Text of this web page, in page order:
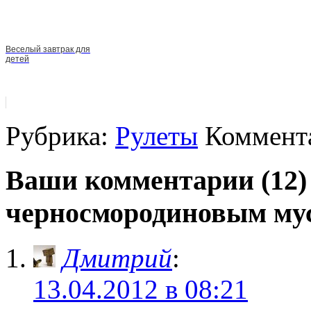
Веселый завтрак для
детей
Рубрика: Рулеты
Ваши комментарии
черносмородиновым
Дмитрий:
13.04.2012 в 08:21